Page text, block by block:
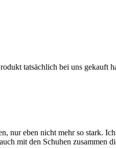
tatsächlich bei uns gekauft
eben nicht mehr so stark.
mit den Schuhen zusammen